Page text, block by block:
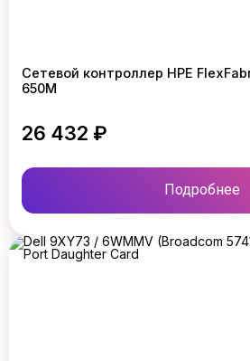
Сетевой контроллер HPE
650M
26 432 ₽
Подробнее